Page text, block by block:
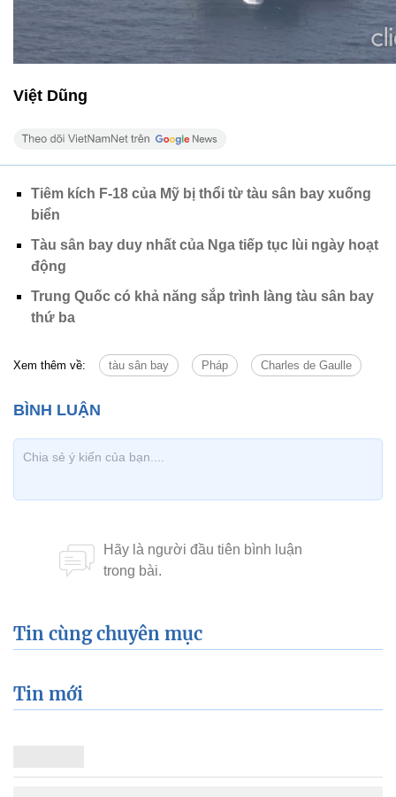
Việt Dũng
Tiêm kích F-18 của Mỹ bị thổi từ tàu sân bay xuống
biển
Tàu sân bay duy nhất của Nga tiếp tục lùi ngày hoạt
động
Trung Quốc có khả năng sắp trình làng tàu sân bay
thứ ba
Xem thêm về: tàu sân bay Pháp Charles de Gaulle
Tin cùng chuyên mục
Tin mới